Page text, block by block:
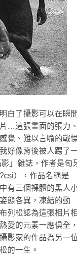
白了攝影可以在瞬
…這張畫面的張力
覺、難以言喻的戰
好像背後被人踢了
」雜誌，作者是匈
），作品名稱是
有三個裸體的黑人
態各異，凍結的動
列松認為這張相片
愛的元素一應俱全
影家的作品為另一
的一生。